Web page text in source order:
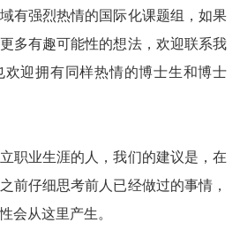
有强烈热情的国际化课题组，如果
多有趣可能性的想法，欢迎联系我
迎拥有同样热情的博士生和博士
职业生涯的人，我们的建议是，在
前仔细思考前人已经做过的事情，
会从这里产生。